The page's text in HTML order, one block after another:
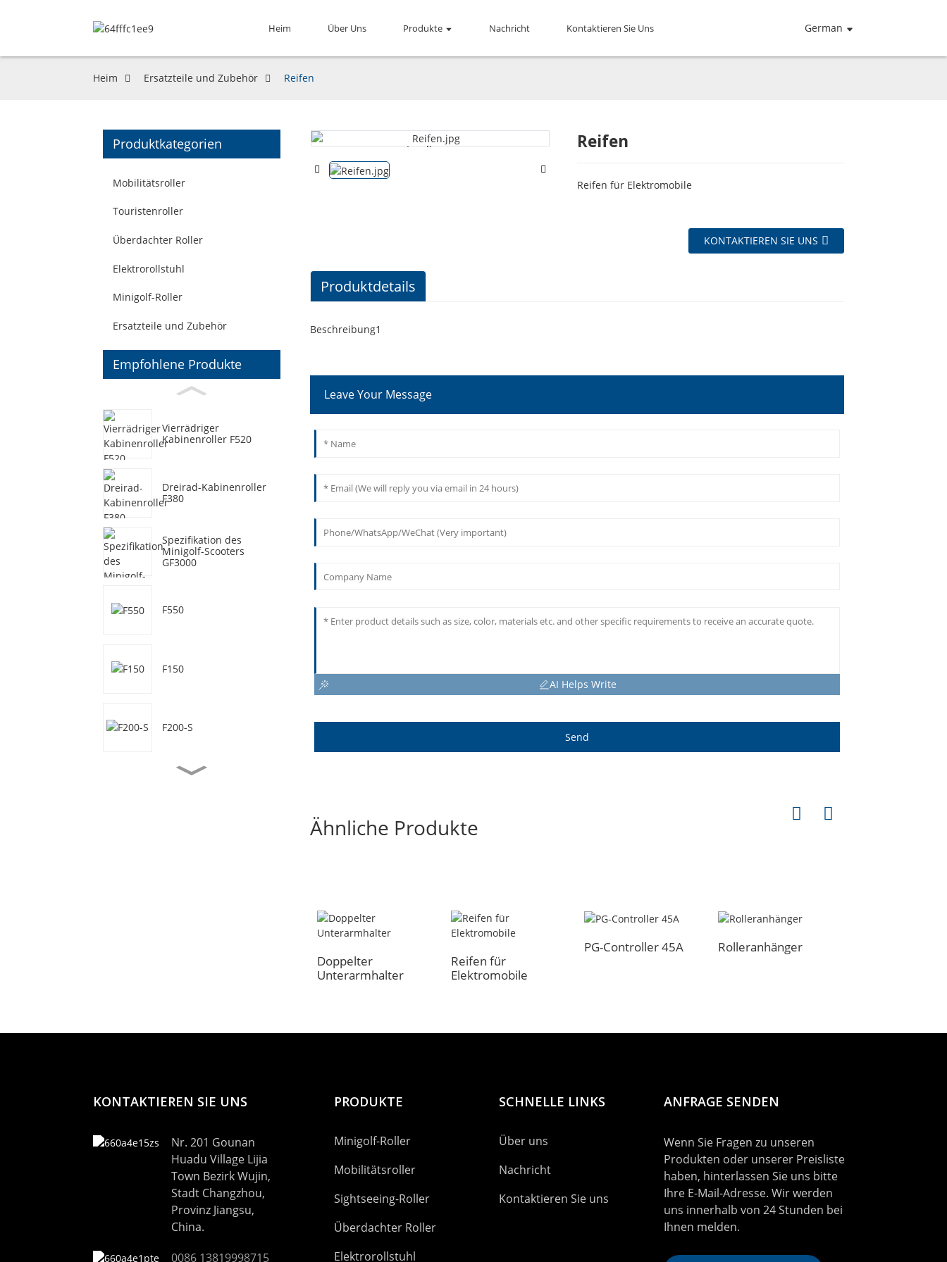
Heim Über Uns Produkte Nachricht Kontaktieren Sie Uns German
Heim Ersatzteile und Zubehör Reifen
Produktkategorien
Mobilitätsroller
Touristenroller
Überdachter Roller
Elektrorollstuhl
Minigolf-Roller
Ersatzteile und Zubehör
Empfohlene Produkte
Vierrädriger
Kabinenroller F520
Dreirad-Kabinenroller
F380
Spezifikation des
Minigolf-Scooters
GF3000
F550
F150
F200-S
Loading...
Loading... Reifen
Reifen für Elektromobile
KONTAKTIEREN SIE UNS
Produktdetails
Beschreibung1
Leave Your Message
AI Helps Write
Send
Ähnliche Produkte
Doppelter
Unterarmhalter
Reifen für
Elektromobile
PG-Controller 45A Rolleranhänger
KONTAKTIEREN SIE UNS
Nr. 201 Gounan
Huadu Village Lijia
Town Bezirk Wujin,
Stadt Changzhou,
Provinz Jiangsu,
China.
0086 13819998715
PRODUKTE
Minigolf-Roller
Mobilitätsroller
Sightseeing-Roller
Überdachter Roller
Elektrorollstuhl
SCHNELLE LINKS
Über uns
Nachricht
Kontaktieren Sie uns
ANFRAGE SENDEN
Wenn Sie Fragen zu unseren
Produkten oder unserer Preisliste
haben, hinterlassen Sie uns bitte
Ihre E-Mail-Adresse. Wir werden
uns innerhalb von 24 Stunden bei
Ihnen melden.